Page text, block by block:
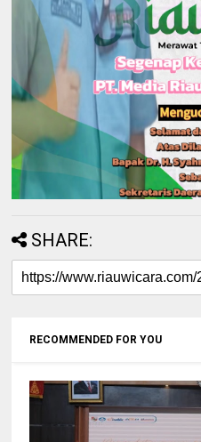
SHARE:
RECOMMENDED FOR YOU